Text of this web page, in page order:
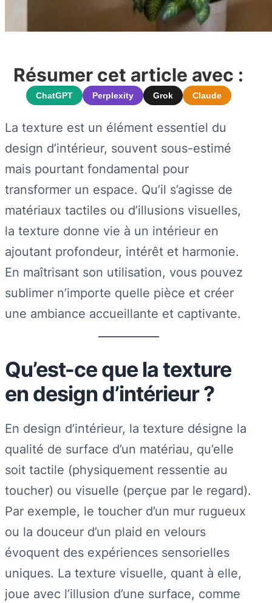
Résumer cet article avec :
ChatGPT Perplexity Grok Claude
La texture est un élément essentiel du
design d’intérieur, souvent sous-estimé
mais pourtant fondamental pour
transformer un espace. Qu’il s’agisse de
matériaux tactiles ou d’illusions visuelles,
la texture donne vie à un intérieur en
ajoutant profondeur, intérêt et harmonie.
En maîtrisant son utilisation, vous pouvez
sublimer n’importe quelle pièce et créer
une ambiance accueillante et captivante.
Qu’est-ce que la texture
en design d’intérieur ?
En design d’intérieur, la texture désigne la
qualité de surface d’un matériau, qu’elle
soit tactile (physiquement ressentie au
toucher) ou visuelle (perçue par le regard).
Par exemple, le toucher d’un mur rugueux
ou la douceur d’un plaid en velours
évoquent des expériences sensorielles
uniques. La texture visuelle, quant à elle,
joue avec l’illusion d’une surface, comme